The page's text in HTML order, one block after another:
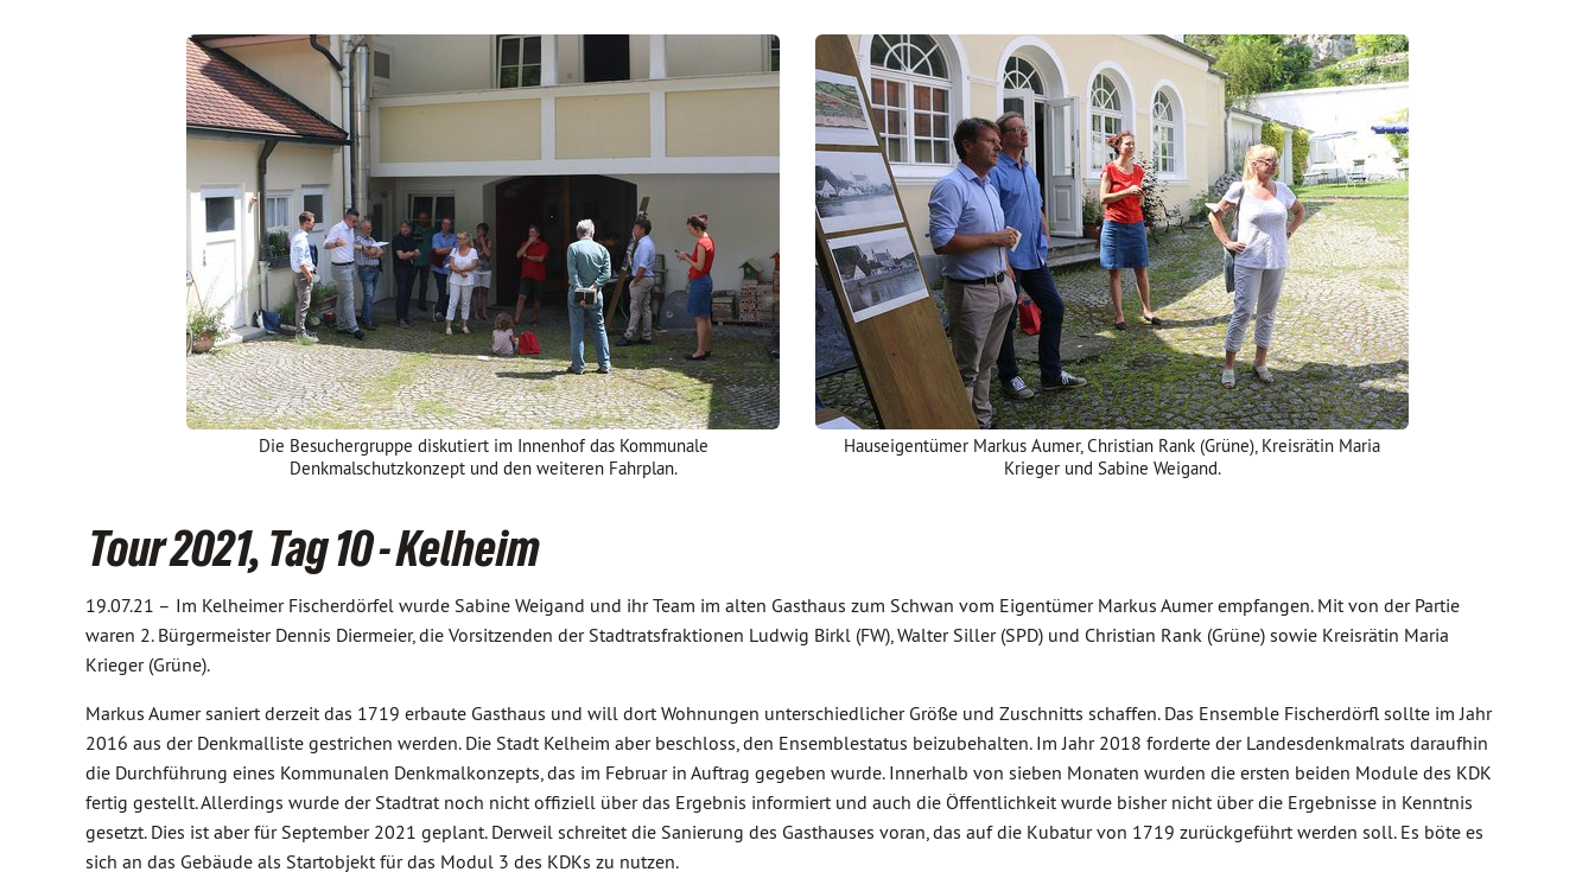
Die Besuchergruppe diskutiert im Innenhof das Kommunale
Denkmalschutzkonzept und den weiteren Fahrplan.
Hauseigentümer Markus Aumer, Christian Rank (Grüne), Kreisrätin Maria
Krieger und Sabine Weigand.
Tour 2021, Tag 10 - Kelheim
19.07.21 – Im Kelheimer Fischerdörfel wurde Sabine Weigand und ihr Team im alten Gasthaus zum Schwan vom Eigentümer Markus Aumer empfangen. Mit von der Partie
waren 2. Bürgermeister Dennis Diermeier, die Vorsitzenden der Stadtratsfraktionen Ludwig Birkl (FW), Walter Siller (SPD) und Christian Rank (Grüne) sowie Kreisrätin Maria
Krieger (Grüne).
Markus Aumer saniert derzeit das 1719 erbaute Gasthaus und will dort Wohnungen unterschiedlicher Größe und Zuschnitts schaffen. Das Ensemble Fischerdörfl sollte im Jahr
2016 aus der Denkmalliste gestrichen werden. Die Stadt Kelheim aber beschloss, den Ensemblestatus beizubehalten. Im Jahr 2018 forderte der Landesdenkmalrats daraufhin
die Durchführung eines Kommunalen Denkmalkonzepts, das im Februar in Auftrag gegeben wurde. Innerhalb von sieben Monaten wurden die ersten beiden Module des KDK
fertig gestellt. Allerdings wurde der Stadtrat noch nicht offiziell über das Ergebnis informiert und auch die Öffentlichkeit wurde bisher nicht über die Ergebnisse in Kenntnis
gesetzt. Dies ist aber für September 2021 geplant. Derweil schreitet die Sanierung des Gasthauses voran, das auf die Kubatur von 1719 zurückgeführt werden soll. Es böte es
sich an das Gebäude als Startobjekt für das Modul 3 des KDKs zu nutzen.